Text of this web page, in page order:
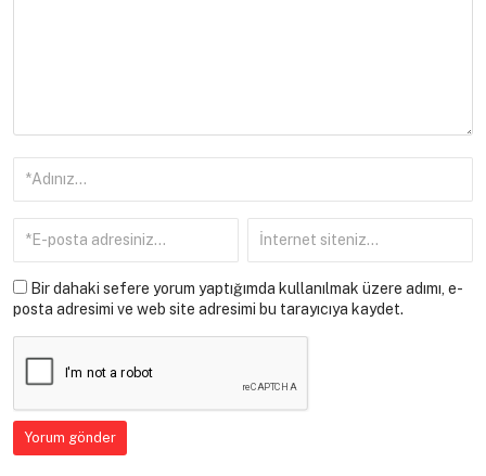
Bir dahaki sefere yorum yaptığımda kullanılmak üzere adımı, e-
posta adresimi ve web site adresimi bu tarayıcıya kaydet.